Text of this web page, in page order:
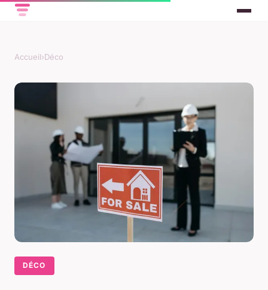
Accueil›Déco
DÉCO